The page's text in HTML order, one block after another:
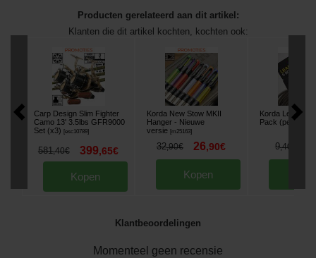
Producten gerelateerd aan dit artikel:
Klanten die dit artikel kochten, kochten ook:
Carp Design Slim Fighter
Camo 13' 3.5lbs GFR9000
Set (x3)
[esc10789]
581,40€ 399,65€
Kopen
Korda New Stow MKII
Hanger - Nieuwe
versie [m25163]
32,90€ 26,90€
Kopen
Korda Lead Clip
Pack (per 5)
9,40
Klantbeoordelingen
Momenteel geen recensie